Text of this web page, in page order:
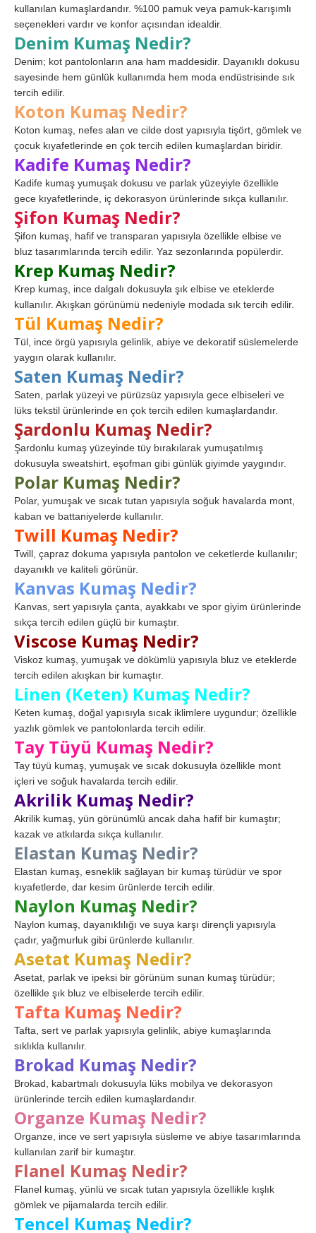
kullanılan kumaşlardandır. %100 pamuk veya pamuk-karışımlı
seçenekleri vardır ve konfor açısından idealdir.
Denim Kumaş Nedir?
Denim; kot pantolonların ana ham maddesidir. Dayanıklı dokusu
sayesinde hem günlük kullanımda hem moda endüstrisinde sık
tercih edilir.
Koton Kumaş Nedir?
Koton kumaş, nefes alan ve cilde dost yapısıyla tişört, gömlek ve
çocuk kıyafetlerinde en çok tercih edilen kumaşlardan biridir.
Kadife Kumaş Nedir?
Kadife kumaş yumuşak dokusu ve parlak yüzeyiyle özellikle
gece kıyafetlerinde, iç dekorasyon ürünlerinde sıkça kullanılır.
Şifon Kumaş Nedir?
Şifon kumaş, hafif ve transparan yapısıyla özellikle elbise ve
bluz tasarımlarında tercih edilir. Yaz sezonlarında popülerdir.
Krep Kumaş Nedir?
Krep kumaş, ince dalgalı dokusuyla şık elbise ve eteklerde
kullanılır. Akışkan görünümü nedeniyle modada sık tercih edilir.
Tül Kumaş Nedir?
Tül, ince örgü yapısıyla gelinlik, abiye ve dekoratif süslemelerde
yaygın olarak kullanılır.
Saten Kumaş Nedir?
Saten, parlak yüzeyi ve pürüzsüz yapısıyla gece elbiseleri ve
lüks tekstil ürünlerinde en çok tercih edilen kumaşlardandır.
Şardonlu Kumaş Nedir?
Şardonlu kumaş yüzeyinde tüy bırakılarak yumuşatılmış
dokusuyla sweatshirt, eşofman gibi günlük giyimde yaygındır.
Polar Kumaş Nedir?
Polar, yumuşak ve sıcak tutan yapısıyla soğuk havalarda mont,
kaban ve battaniyelerde kullanılır.
Twill Kumaş Nedir?
Twill, çapraz dokuma yapısıyla pantolon ve ceketlerde kullanılır;
dayanıklı ve kaliteli görünür.
Kanvas Kumaş Nedir?
Kanvas, sert yapısıyla çanta, ayakkabı ve spor giyim ürünlerinde
sıkça tercih edilen güçlü bir kumaştır.
Viscose Kumaş Nedir?
Viskoz kumaş, yumuşak ve dökümlü yapısıyla bluz ve eteklerde
tercih edilen akışkan bir kumaştır.
Linen (Keten) Kumaş Nedir?
Keten kumaş, doğal yapısıyla sıcak iklimlere uygundur; özellikle
yazlık gömlek ve pantolonlarda tercih edilir.
Tay Tüyü Kumaş Nedir?
Tay tüyü kumaş, yumuşak ve sıcak dokusuyla özellikle mont
içleri ve soğuk havalarda tercih edilir.
Akrilik Kumaş Nedir?
Akrilik kumaş, yün görünümlü ancak daha hafif bir kumaştır;
kazak ve atkılarda sıkça kullanılır.
Elastan Kumaş Nedir?
Elastan kumaş, esneklik sağlayan bir kumaş türüdür ve spor
kıyafetlerde, dar kesim ürünlerde tercih edilir.
Naylon Kumaş Nedir?
Naylon kumaş, dayanıklılığı ve suya karşı dirençli yapısıyla
çadır, yağmurluk gibi ürünlerde kullanılır.
Asetat Kumaş Nedir?
Asetat, parlak ve ipeksi bir görünüm sunan kumaş türüdür;
özellikle şık bluz ve elbiselerde tercih edilir.
Tafta Kumaş Nedir?
Tafta, sert ve parlak yapısıyla gelinlik, abiye kumaşlarında
sıklıkla kullanılır.
Brokad Kumaş Nedir?
Brokad, kabartmalı dokusuyla lüks mobilya ve dekorasyon
ürünlerinde tercih edilen kumaşlardandır.
Organze Kumaş Nedir?
Organze, ince ve sert yapısıyla süsleme ve abiye tasarımlarında
kullanılan zarif bir kumaştır.
Flanel Kumaş Nedir?
Flanel kumaş, yünlü ve sıcak tutan yapısıyla özellikle kışlık
gömlek ve pijamalarda tercih edilir.
Tencel Kumaş Nedir?